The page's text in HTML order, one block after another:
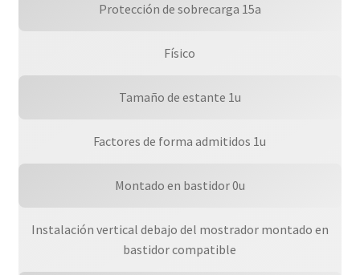
Protección de sobrecarga 15a
Físico
Tamaño de estante 1u
Factores de forma admitidos 1u
Montado en bastidor 0u
Instalación vertical debajo del mostrador montado en
bastidor compatible